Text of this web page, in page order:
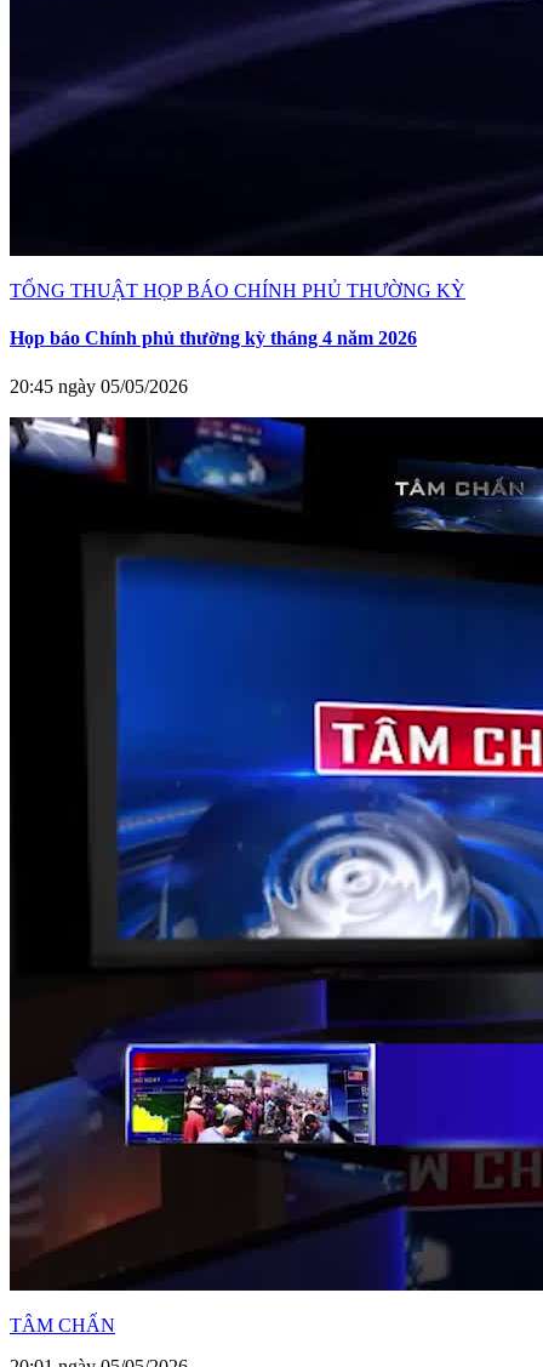
TỔNG THUẬT HỌP BÁO CHÍNH PHỦ THƯỜNG KỲ
Họp báo Chính phủ thường kỳ tháng 4 năm 2026
20:45 ngày 05/05/2026
TÂM CHẤN